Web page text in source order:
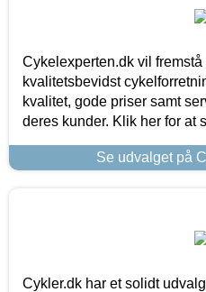
Cykelexperten.dk vil
kvalitetsbevidst
kvalitet, gode priser samt
deres kunder. Klik her for at
Se udvalget på
Cykler.dk har et solidt